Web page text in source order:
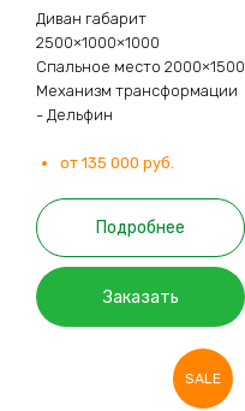
Диван габарит
2500×1000×1000
Спальное место 2000×1500
Механизм трансформации
- Дельфин
от 135 000 руб.
Подробнее
Заказать
SALE